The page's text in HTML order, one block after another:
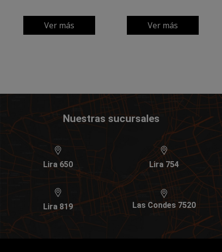
Ver más Ver más
Nuestras sucursales
Lira 650 Lira 754
Lira 819 Las Condes 7520